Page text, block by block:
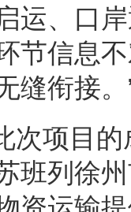
运、口
节信息
缝衔接。
次项目
班列徐